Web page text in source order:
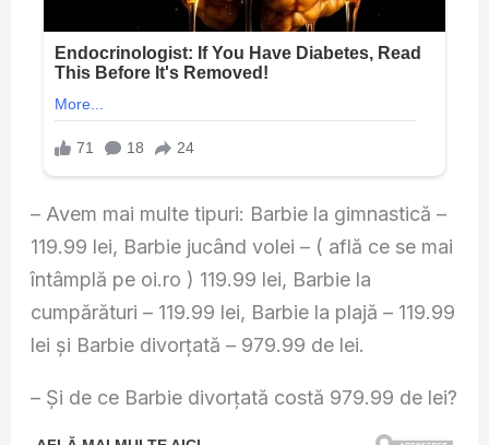
– Avem mai multe tipuri: Barbie la gimnastică –
119.99 lei, Barbie jucând volei – ( află ce se mai
întâmplă pe oi.ro ) 119.99 lei, Barbie la
cumpărături – 119.99 lei, Barbie la plajă – 119.99
lei și Barbie divorţată – 979.99 de lei.
– Şi de ce Barbie divorţată costă 979.99 de lei?